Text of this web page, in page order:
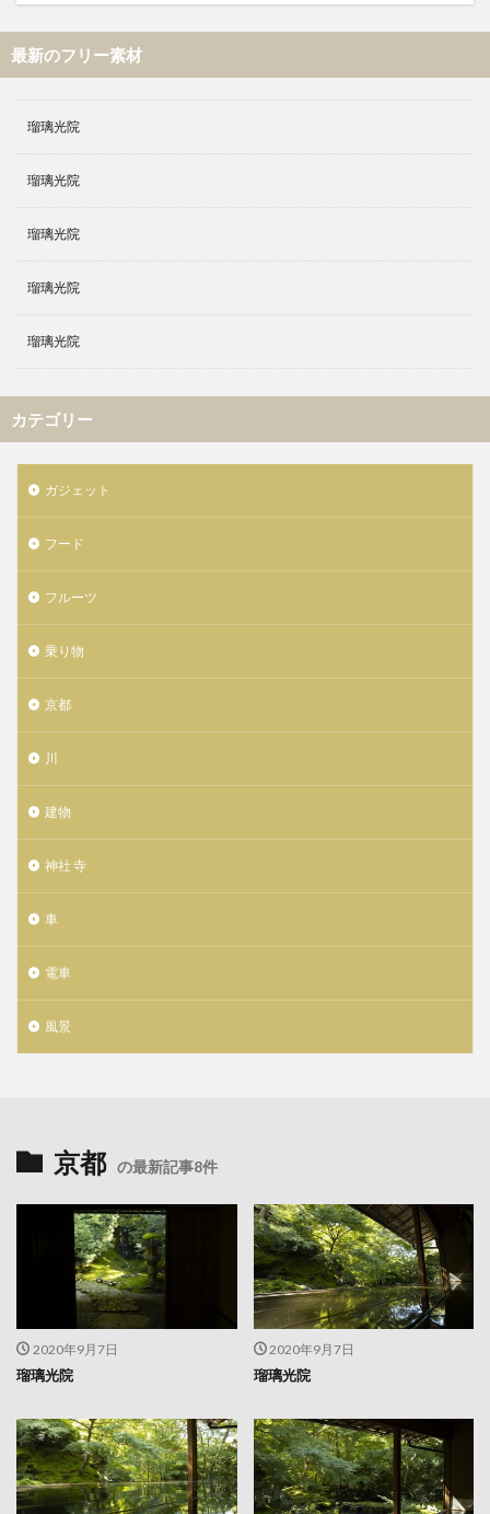
最新のフリー素材
瑠璃光院
瑠璃光院
瑠璃光院
瑠璃光院
瑠璃光院
カテゴリー
ガジェット
フード
フルーツ
乗り物
京都
川
建物
神社 寺
車
電車
風景
京都 の最新記事8件
2020年9月7日
瑠璃光院
2020年9月7日
瑠璃光院